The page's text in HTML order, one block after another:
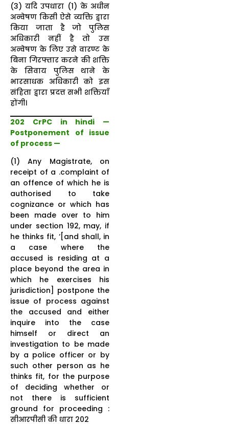
(3) यदि उपधारा (1) के अधीन
अन्वेषण किसी ऐसे व्यक्ति द्वारा
किया जाता है जो पुलिस
अधिकारी नहीं है तो उस
अन्वेषण के लिए उसे वारण्ट के
बिना गिरफ्तार करने की शक्ति
के सिवाय पुलिस थाने के
भारसाधक अधिकारी को इस
संहिता द्वारा प्रदत्त सभी शक्तियाँ
होंगी।
202 CrPC in hindi —
Postponement of issue
of process —
(1) Any Magistrate, on
receipt of a .complaint of
an offence of which he is
authorised to take
cognizance or which has
been made over to him
under section 192, may, if
he thinks fit, ‘[and shall, in
a case where the
accused is residing at a
place beyond the area in
which he exercises his
jurisdiction] postpone the
issue of process against
the accused and either
inquire into the case
himself or direct an
investigation to be made
by a police officer or by
such other person as he
thinks fit, for the purpose
of deciding whether or
not there is sufficient
ground for proceeding :
सीआरपीसी की धारा 202